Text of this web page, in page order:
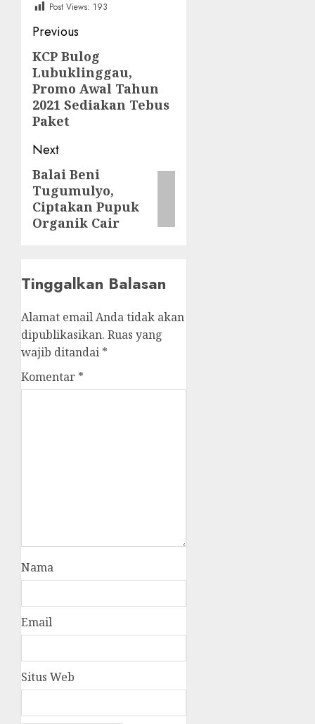
Post Views: 193
Post
navigation
Previous
Previous
post:
KCP Bulog
Lubuklinggau,
Promo Awal Tahun
2021 Sediakan Tebus
Paket
Next
Next
post:
Balai Beni
Tugumulyo,
Ciptakan Pupuk
Organik Cair
Tinggalkan Balasan
Alamat email Anda tidak akan
dipublikasikan. Ruas yang
wajib ditandai *
Komentar *
Nama
Email
Situs Web